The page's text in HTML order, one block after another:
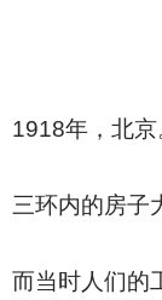
1918年，北京
三环内的房子
而当时人们的